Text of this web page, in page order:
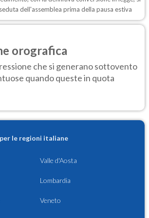
dell'assemblea prima della pausa estiva
orografica
che si generano sottovento
quando queste in quota
le regioni italiane
Valle d'Aosta
Lombardia
Veneto